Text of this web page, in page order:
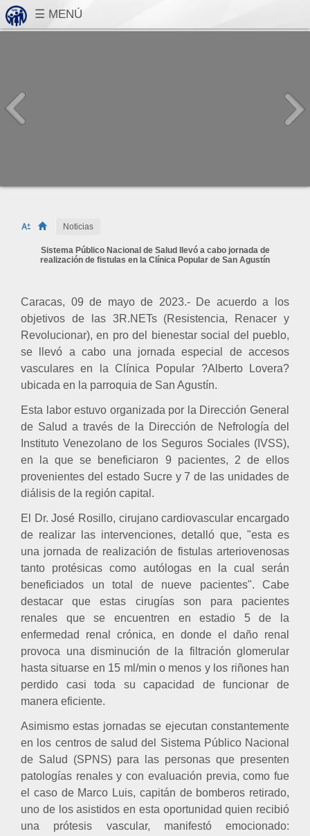
Noticias
Sistema Público Nacional de Salud llevó a cabo jornada de
realización de fistulas en la Clínica Popular de San Agustín
Caracas, 09 de mayo de 2023.- De acuerdo a los
objetivos de las 3R.NETs (Resistencia, Renacer y
Revolucionar), en pro del bienestar social del pueblo,
se llevó a cabo una jornada especial de accesos
vasculares en la Clínica Popular ?Alberto Lovera?
ubicada en la parroquia de San Agustín.
Esta labor estuvo organizada por la Dirección General
de Salud a través de la Dirección de Nefrología del
Instituto Venezolano de los Seguros Sociales (IVSS),
en la que se beneficiaron 9 pacientes, 2 de ellos
provenientes del estado Sucre y 7 de las unidades de
diálisis de la región capital.
El Dr. José Rosillo, cirujano cardiovascular encargado
de realizar las intervenciones, detalló que, "esta es
una jornada de realización de fistulas arteriovenosas
tanto protésicas como autólogas en la cual serán
beneficiados un total de nueve pacientes". Cabe
destacar que estas cirugías son para pacientes
renales que se encuentren en estadio 5 de la
enfermedad renal crónica, en donde el daño renal
provoca una disminución de la filtración glomerular
hasta situarse en 15 ml/min o menos y los riñones han
perdido casi toda su capacidad de funcionar de
manera eficiente.
Asimismo estas jornadas se ejecutan constantemente
en los centros de salud del Sistema Público Nacional
de Salud (SPNS) para las personas que presenten
patologías renales y con evaluación previa, como fue
el caso de Marco Luis, capitán de bomberos retirado,
uno de los asistidos en esta oportunidad quien recibió
una prótesis vascular, manifestó emocionado: